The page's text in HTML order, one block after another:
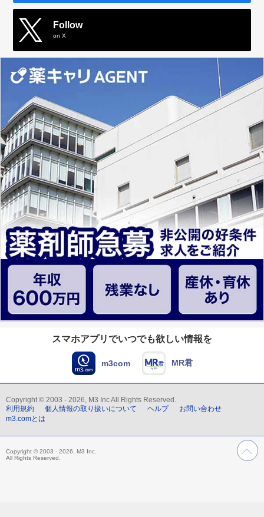
Follow
on X
スマホアプリでいつでも欲しい情報を
m3com MR君
Copyright © 2003 - 2026, M3 Inc All Rights Reserved.
利用規約
個人情報の取り扱いについて ヘルプ
お問い合わせ
m3.comとは
Copyright © 2003 - 2026, M3 Inc.
All Rights Reserved.